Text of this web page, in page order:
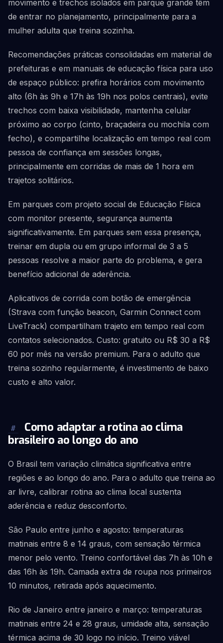
movimento e trechos isolados em parque grande têm
de entrar no planejamento, principalmente para a
mulher adulta que treina sozinha.
Recomendações práticas consolidadas em material de
prefeituras e em manuais de educação física para uso
de espaço público: prefira horários com movimento
alto (6h às 9h e 17h às 19h nos polos centrais), evite
trechos com baixa visibilidade, mantenha celular
próximo ao corpo (cinto, braçadeira ou mochila com
fecho), e compartilhe localização em tempo real com
pessoa de confiança em sessões longas,
principalmente em corridas de mais de 1 hora em
trajetos solitários.
Em parques com projeto social de Educação Física
com monitor presente, segurança aumenta
significativamente. Em parques sem essa presença,
treinar em dupla ou em grupo informal de 3 a 5
pessoas resolve a maior parte do problema, e gera
benefício adicional de aderência.
Aplicativos de corrida com botão de emergência
(Strava com função beacon, Garmin Connect com
LiveTrack) compartilham trajeto em tempo real com
contatos selecionados. Custo: gratuito ou R$ 30 a R$
60 por mês na versão premium. Para o adulto que
treina sozinho regularmente, é investimento de baixo
custo e alto valor.
#
Como adaptar a rotina ao clima
brasileiro ao longo do ano
O Brasil tem variação climática significativa entre
regiões e ao longo do ano. Para o adulto que treina ao
ar livre, calibrar rotina ao clima local sustenta
aderência e reduz desconforto.
São Paulo entre junho e agosto: temperaturas
matinais entre 8 e 14 graus, com sensação térmica
menor pelo vento. Treino confortável das 7h às 10h e
das 16h às 19h. Camada extra de roupa nos primeiros
10 minutos, retirada após aquecimento.
Rio de Janeiro entre janeiro e março: temperaturas
matinais entre 24 e 28 graus, umidade alta, sensação
térmica acima de 30 logo no início. Treino viável